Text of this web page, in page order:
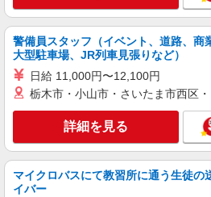
アルバイト パート
炭火焼干物定食 しんぱち食堂 大須観音
ホール・キッチン
時給1200円〜 ※
・大須観音駅前店
2-22-301 1F／「大
キープ
警備員スタッフ（イベント、道路、商
大型駐車場、JR列車見張りなど）
日給 11,000円〜12,100円
栃木市・小山市・さいたま市西区
詳細を見る
マイクロバスにて教習所に通う生徒の
イバー